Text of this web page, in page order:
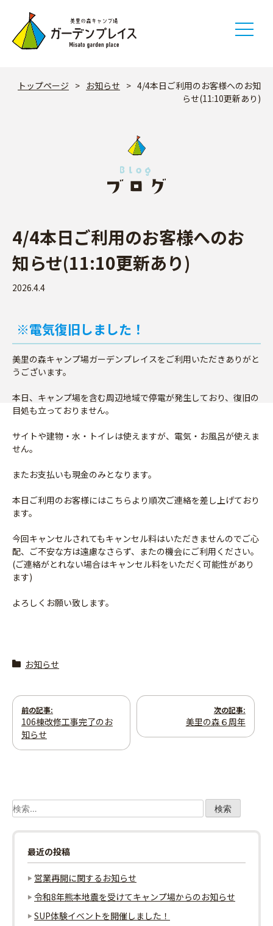
content
トップページ > お知らせ > 4/4本日ご利用のお客様へのお知
らせ(11:10更新あり)
4/4本日ご利用のお客様へのお
知らせ(11:10更新あり)
2026.4.4
※電気復旧しました！
美里の森キャンプ場ガーデンプレイスをご利用いただきありがと
うございます。
本日、キャンプ場を含む周辺地域で停電が発生しており、復旧の
目処も立っておりません。
サイトや建物・水・トイレは使えますが、電気・お風呂が使えま
せん。
またお支払いも現金のみとなります。
本日ご利用のお客様にはこちらより順次ご連絡を差し上げており
ます。
今回キャンセルされてもキャンセル料はいただきませんのでご心
配、ご不安な方は遠慮なさらず、またの機会にご利用ください。
(ご連絡がとれない場合はキャンセル料をいただく可能性があり
ます)
よろしくお願い致します。
お知らせ
投
稿
ゲ
ー
シ
ョ
ン
前の記事:
106棟改修工事完了のお
知らせ
次の記事:
美里の森６周年
検
索:
最近の投稿
営業再開に関するお知らせ
令和8年熊本地震を受けてキャンプ場からのお知らせ
SUP体験イベントを開催しました！